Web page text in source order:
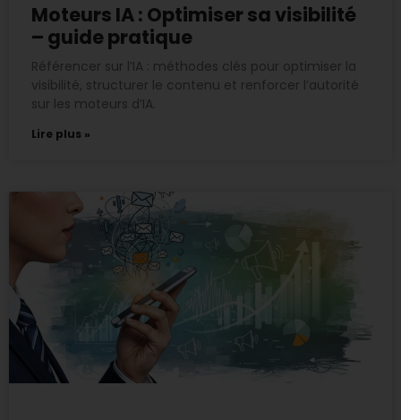
Moteurs IA : Optimiser sa visibilité
– guide pratique
Référencer sur l’IA : méthodes clés pour optimiser la
visibilité, structurer le contenu et renforcer l’autorité
sur les moteurs d’IA.
Lire plus »